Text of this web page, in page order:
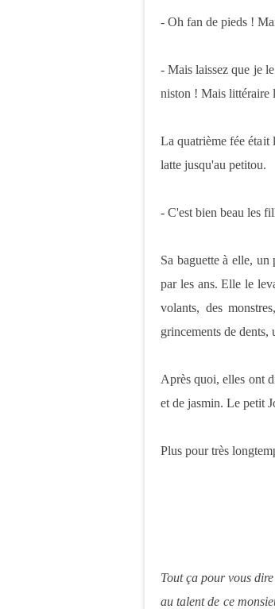
- Oh fan de pieds !
- Mais laissez que je
niston ! Mais littéraire
La quatrième fée était
latte jusqu'au petitou.
- C'est bien beau les
Sa baguette à elle,
par les ans. Elle le
volants, des
grincements de dents,
Après quoi, elles ont
et de jasmin. Le petit
Plus pour très
Tout ça pour vous
au talent de ce